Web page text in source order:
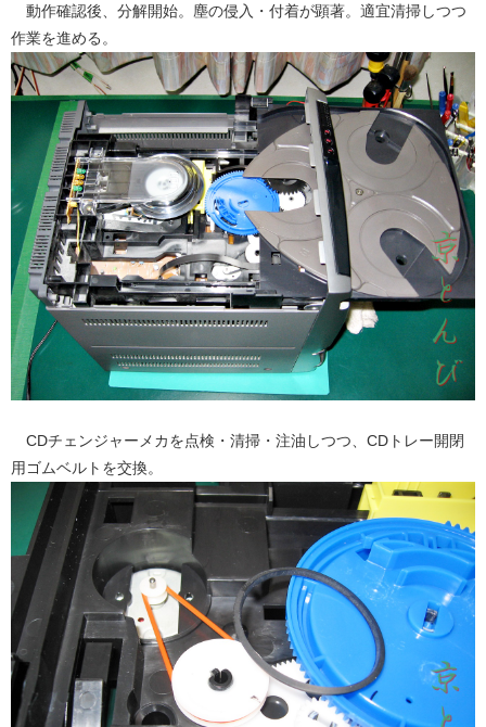
動作確認後、分解開始。塵の侵入・付着が顕著。適宜清掃しつつ
作業を進める。
CDチェンジャーメカを点検・清掃・注油しつつ、CDトレー開閉
用ゴムベルトを交換。